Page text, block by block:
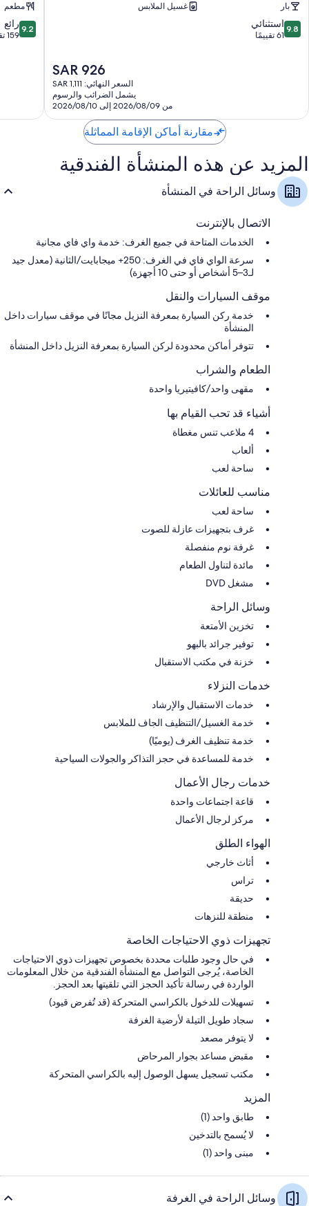
بار
غسيل الملابس
9.8
من
9.8 استثنائي
61 تقييمًا
السعر
الحالي
هو
SAR
926
SAR 926
السعر النهائي: SAR 1,111
يشمل الضرائب والرسوم
من 2026/08/09 إلى 2026/08/10
مطعم
9.2
من
9.2 رائع
159 تقييمًا
مقارنة أماكن الإقامة المماثلة
المزيد عن هذه المنشأة الفندقية
وسائل الراحة في المنشأة
الاتصال بالإنترنت
الخدمات المتاحة في جميع الغرف: خدمة واي فاي مجانية
سرعة الواي فاي في الغرف: 250+ ميجابايت/الثانية (معدل جيد
لـ3–5 أشخاص أو حتى 10 أجهزة)
موقف السيارات والنقل
خدمة ركن السيارة بمعرفة النزيل مجانًا في موقف سيارات داخل
المنشأة
تتوفر أماكن محدودة لركن السيارة بمعرفة النزيل داخل المنشأة
الطعام والشراب
مقهى واحد/كافيتيريا واحدة
أشياء قد تحب القيام بها
4 ملاعب تنس مغطاة
ألعاب
ساحة لعب
مناسب للعائلات
ساحة لعب
غرف بتجهيزات عازلة للصوت
غرفة نوم منفصلة
مائدة لتناول الطعام
مشغل DVD
وسائل الراحة
تخزين الأمتعة
توفير جرائد بالبهو
خزنة في مكتب الاستقبال
خدمات النزلاء
خدمات الاستقبال والإرشاد
خدمة الغسيل/التنظيف الجاف للملابس
خدمة تنظيف الغرف (يوميًا)
خدمة للمساعدة في حجز التذاكر والجولات السياحية
خدمات رجال الأعمال
قاعة اجتماعات واحدة
مركز لرجال الأعمال
الهواء الطلق
أثاث خارجي
تراس
حديقة
منطقة للنزهات
تجهيزات ذوي الاحتياجات الخاصة
في حال وجود طلبات محددة بخصوص تجهيزات ذوي الاحتياجات
الخاصة، يُرجى التواصل مع المنشأة الفندقية من خلال المعلومات
الواردة في رسالة تأكيد الحجز التي تلقيتها بعد الحجز.
تسهيلات للدخول بالكراسي المتحركة (قد تُفرض قيود)
سجاد طويل التيلة لأرضية الغرفة
لا يتوفر مصعد
مقبض مساعد بجوار المرحاض
مكتب تسجيل يسهل الوصول إليه بالكراسي المتحركة
المزيد
طابق واحد (1)
لا يُسمح بالتدخين
مبنى واحد (1)
وسائل الراحة في الغرفة